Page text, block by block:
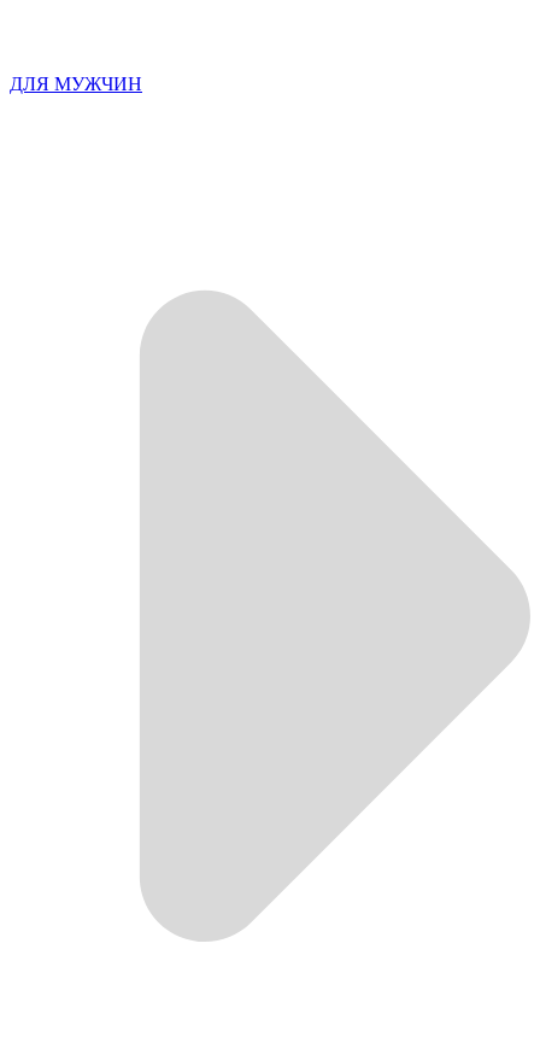
ДЛЯ МУЖЧИН